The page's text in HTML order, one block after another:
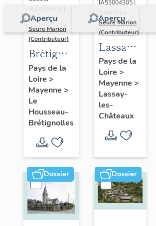
immeuble
à
logements,
31-33 rue
Robert-
Glétron
Aperçu
Réalisé par
Seure Marion
(Contributeur)
Brétignolles
:
présentation
de
l'ancienne
commune
Pays de la
Loire >
Mayenne >
Le
Housseau-
Brétignolles
Aperçu
IA53004305 |
Seure Marion
(Contributeur)
Lassay-
les-
Châteaux
:
de la
commune
Pays de la
Loire >
Mayenne >
Lassay-
les-
Châteaux
Dossier Dossier